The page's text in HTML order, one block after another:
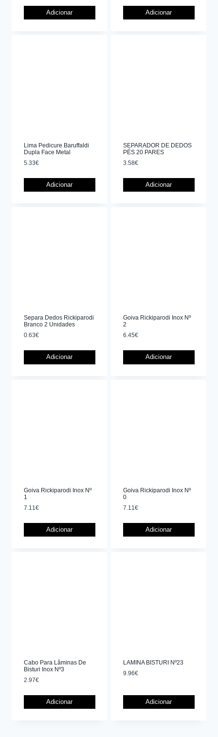
Adicionar Adicionar
Lima Pedicure Baruffaldi
Dupla Face Metal
5.33€
Adicionar
SEPARADOR DE DEDOS
PÉS 20 PARES
3.58€
Adicionar
Separa Dedos Rickiparodi
Branco 2 Unidades
0.63€
Adicionar
Goiva Rickiparodi Inox Nº
2
6.45€
Adicionar
Goiva Rickiparodi Inox Nº
1
7.11 €
Adicionar
Goiva Rickiparodi Inox Nº
0
7.11 €
Adicionar
Cabo Para Lâminas De
Bisturi Inox Nº3
2.97€
Adicionar
LAMINA BISTURI Nº23
9.96€
Adicionar